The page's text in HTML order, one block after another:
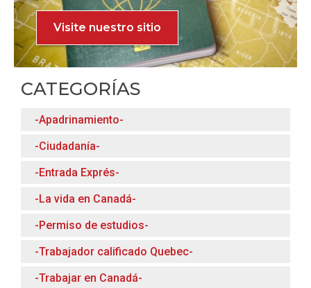
Visite nuestro sitio
CATEGORÍAS
-Apadrinamiento-
-Ciudadanía-
-Entrada Exprés-
-La vida en Canadá-
-Permiso de estudios-
-Trabajador calificado Quebec-
-Trabajar en Canadá-